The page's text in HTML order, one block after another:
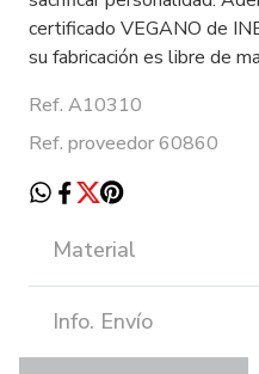
certificado VEGANO de
su fabricación es libre de
Ref. A10310
Ref. proveedor 60860
Material
Info. Envío